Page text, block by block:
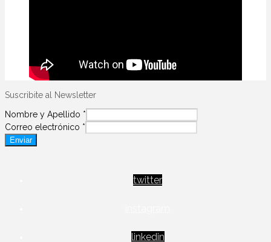
Suscribite al Newsletter
Nombre y Apellido *
Correo electrónico *
Enviar
twitter
linkedin